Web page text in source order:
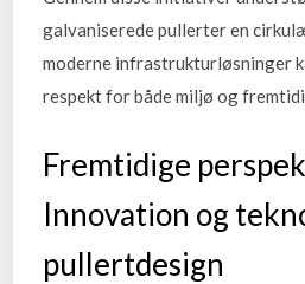
galvaniserede pullerter en
moderne infrastrukturløsninger
respekt for både miljø og
Fremtidige
Innovation og
pullertdesign